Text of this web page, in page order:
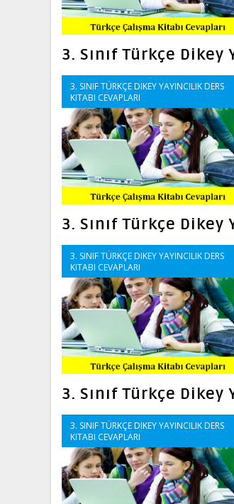
3. Sınıf Türkçe Dikey
3. SINIF TÜRKÇE DIKEY YAYINCILIK DERS
KITABI CEVAPLARI
3. Sınıf Türkçe Dikey
3. SINIF TÜRKÇE DIKEY YAYINCILIK DERS
KITABI CEVAPLARI
3. Sınıf Türkçe Dikey
3. SINIF TÜRKÇE DIKEY YAYINCILIK DERS
KITABI CEVAPLARI